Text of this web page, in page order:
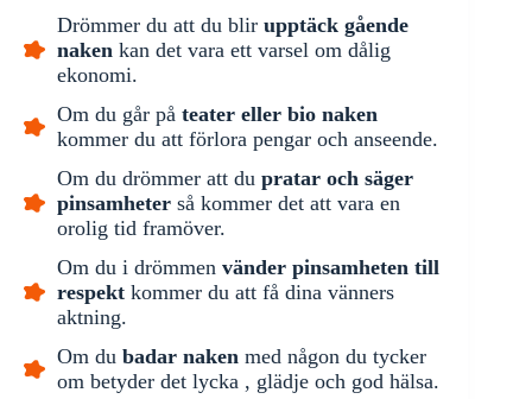
Drömmer du att du blir upptäck gående
naken kan det vara ett varsel om dålig
ekonomi.
Om du går på teater eller bio naken
kommer du att förlora pengar och anseende.
Om du drömmer att du pratar och säger
pinsamheter så kommer det att vara en
orolig tid framöver.
Om du i drömmen vänder pinsamheten till
respekt kommer du att få dina vänners
aktning.
Om du badar naken med någon du tycker
om betyder det lycka , glädje och god hälsa.